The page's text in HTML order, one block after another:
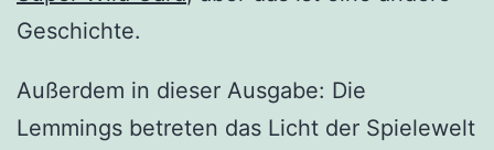
Geschichte.
Außerdem in dieser Ausgabe: Die
Lemmings betreten das Licht der Spielewelt